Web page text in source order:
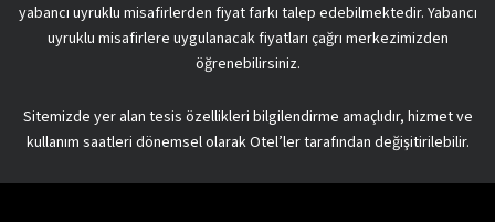
yabancı uyruklu misafirlerden fiyat farkı talep edebilmektedir. Yabancı
uyruklu misafirlere uygulanacak fiyatları çağrı merkezimizden
öğrenebilirsiniz.
Sitemizde yer alan tesis özellikleri bilgilendirme amaçlıdır, hizmet ve
kullanım saatleri dönemsel olarak Otel’ler tarafından değişitirilebilir.